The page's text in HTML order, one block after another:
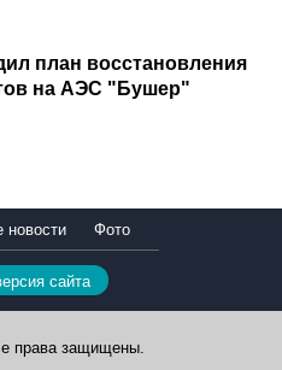
план восстановления
на АЭС "Бушер"
новости Фото
сайта
права защищены.